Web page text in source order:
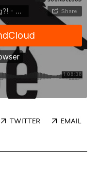
TWITTER EMAIL